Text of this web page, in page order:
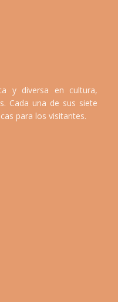
y diversa en cultura,
Cada una de sus siete
para los visitantes.